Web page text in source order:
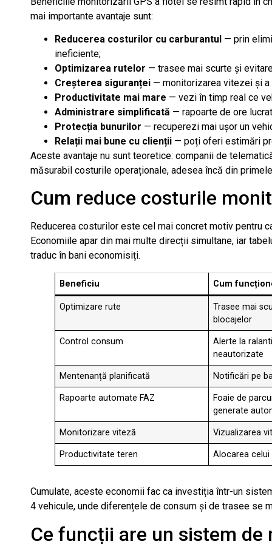
mai importante avantaje sunt:
Reducerea costurilor cu carburantul — prin
ineficiente;
Optimizarea rutelor — trasee mai scurte și
Creșterea siguranței — monitorizarea vitezei și
Productivitate mai mare — vezi în timp real ce
Administrare simplificată — rapoarte de ore
Protecția bunurilor — recuperezi mai ușor un
Relații mai bune cu clienții — poți oferi estimări
Aceste avantaje nu sunt teoretice: companii de
măsurabil costurile operaționale, adesea încă din
Cum reduce costurile
Reducerea costurilor este cel mai concret motiv pentru
Economiile apar din mai multe direcții simultane, iar
traduc în bani economisiți.
Beneficiu Cum
Optimizare rute
Trasee mai
blocajelor
Control consum
Alerte la
neautorizate
Mentenanță planificată Notificări pe
Rapoarte automate FAZ
Foaie de
generate
Monitorizare viteză Vizualizarea
Productivitate teren Alocarea
Cumulate, aceste economii fac ca investiția într-un
4 vehicule, unde diferențele de consum și de trasee se
Ce funcții are un sistem